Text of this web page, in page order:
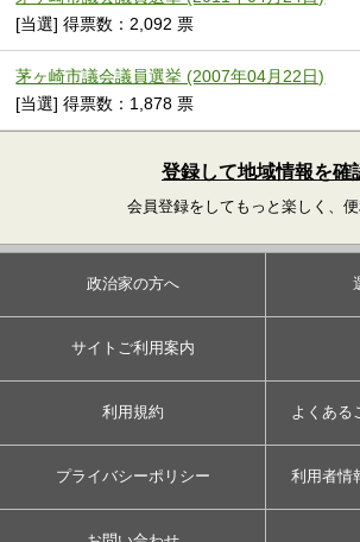
[当選] 得票数：2,092 票
茅ヶ崎市議会議員選挙 (2007年04月22日)
[当選] 得票数：1,878 票
登録して地域情報を確
会員登録をしてもっと楽しく、便
政治家の方へ
サイトご利用案内
利用規約 よくある
プライバシーポリシー 利用者情